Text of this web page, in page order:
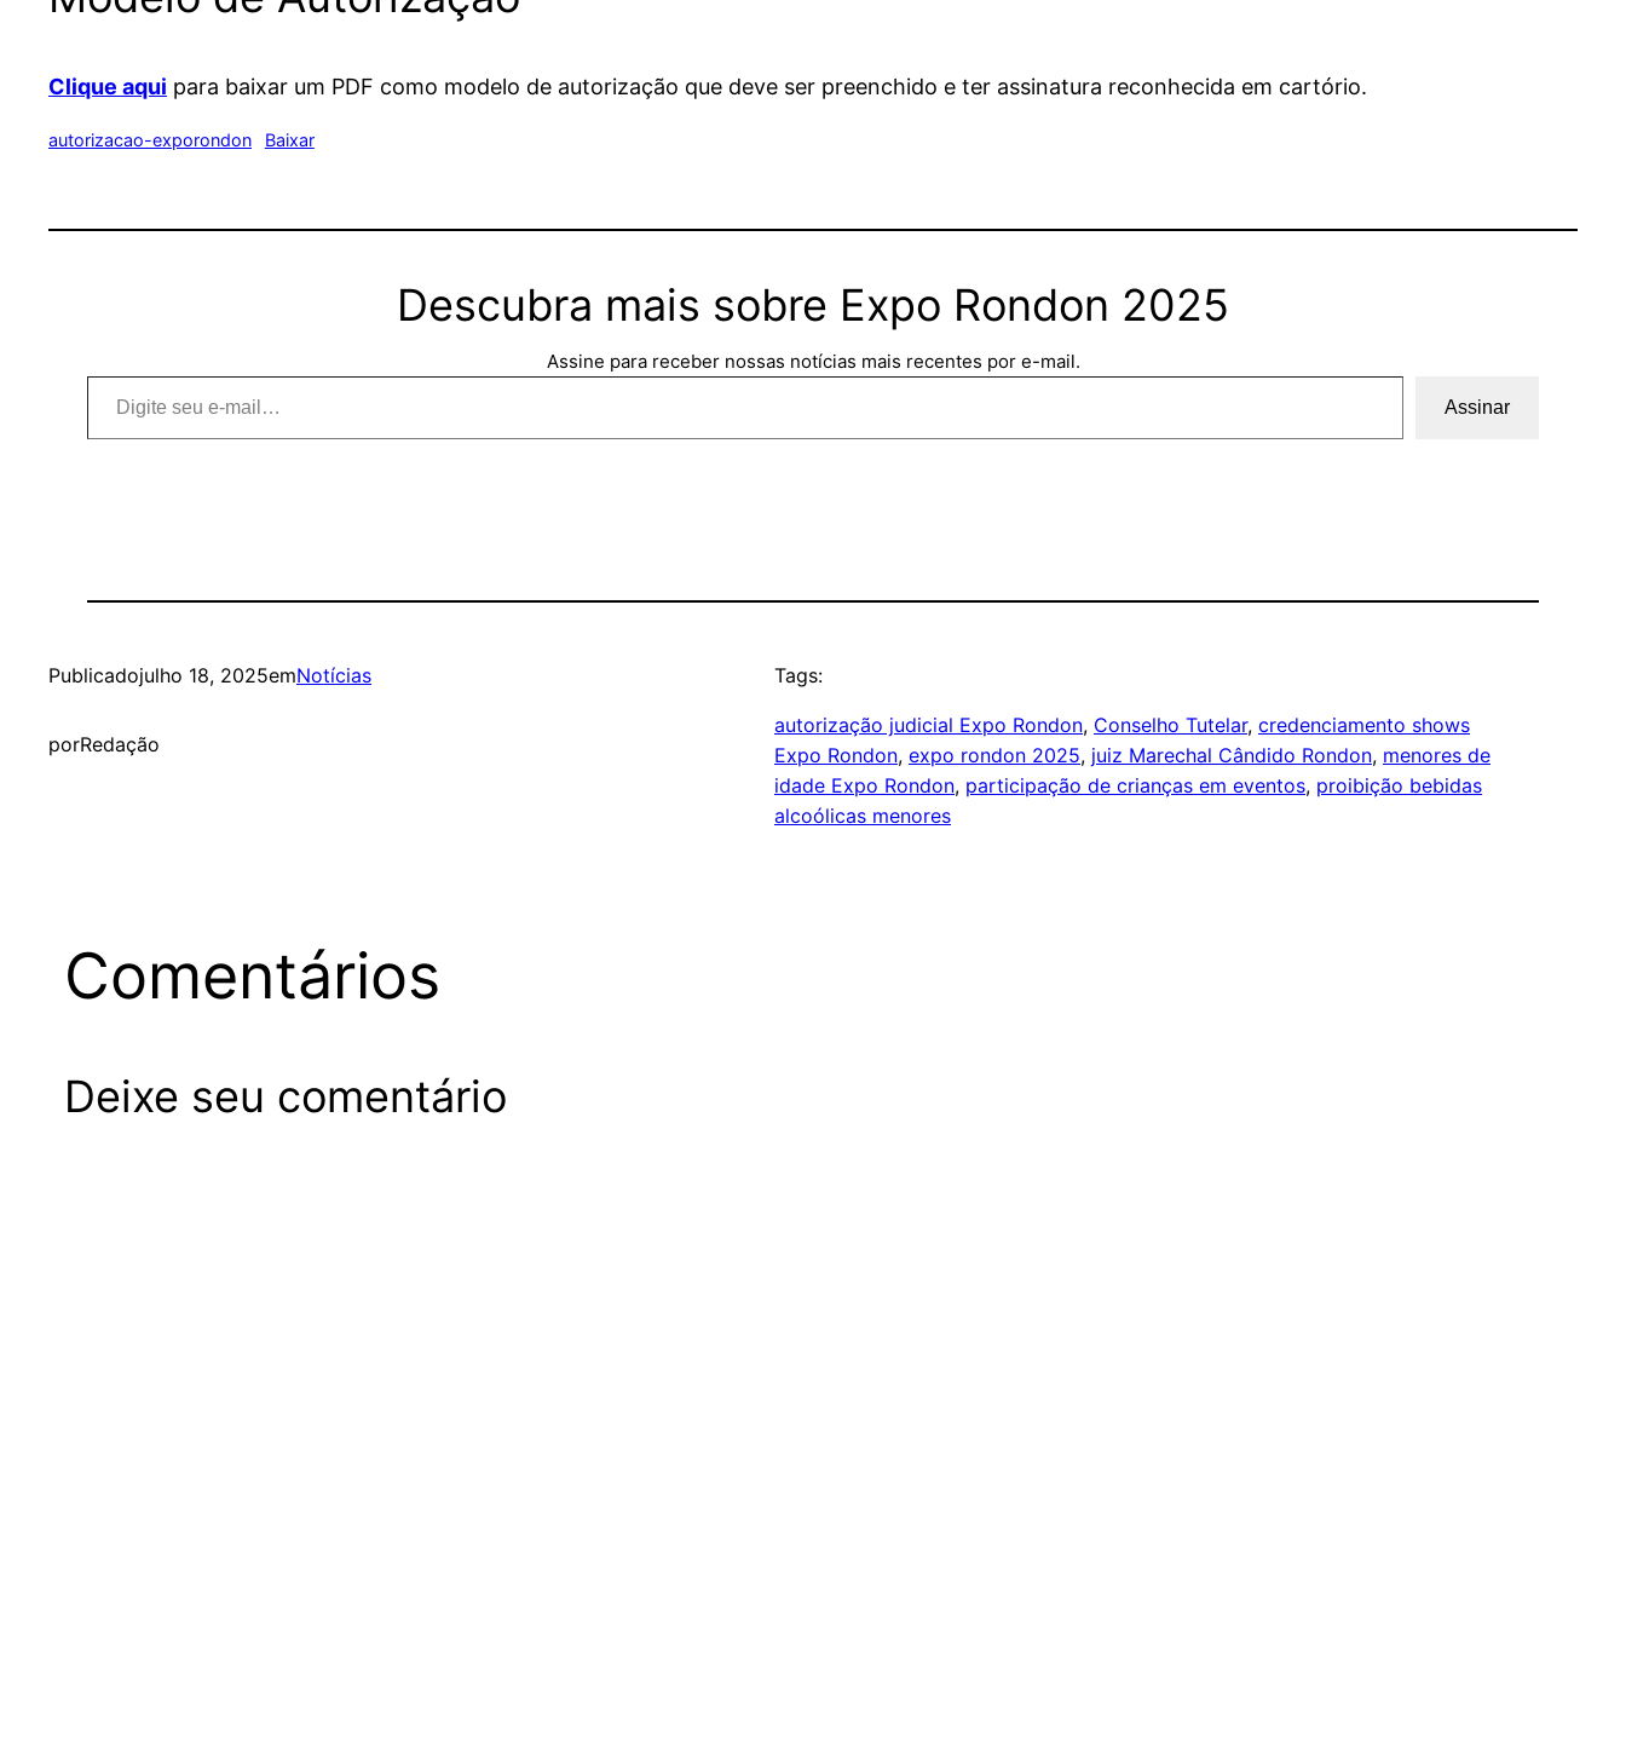
Clique aqui para baixar um PDF como modelo de autorização que deve ser preenchido e ter assinatura reconhecida em cartório.
autorizacao-exporondon Baixar
Descubra mais sobre Expo Rondon 2025
Assine para receber nossas notícias mais recentes por e-mail.
Digite seu e-mail…
Assinar
Publicadojulho 18, 2025emNotícias
porRedação
Tags:
autorização judicial Expo Rondon, Conselho Tutelar, credenciamento shows
Expo Rondon, expo rondon 2025, juiz Marechal Cândido Rondon, menores de
idade Expo Rondon, participação de crianças em eventos, proibição bebidas
alcoólicas menores
Comentários
Deixe seu comentário